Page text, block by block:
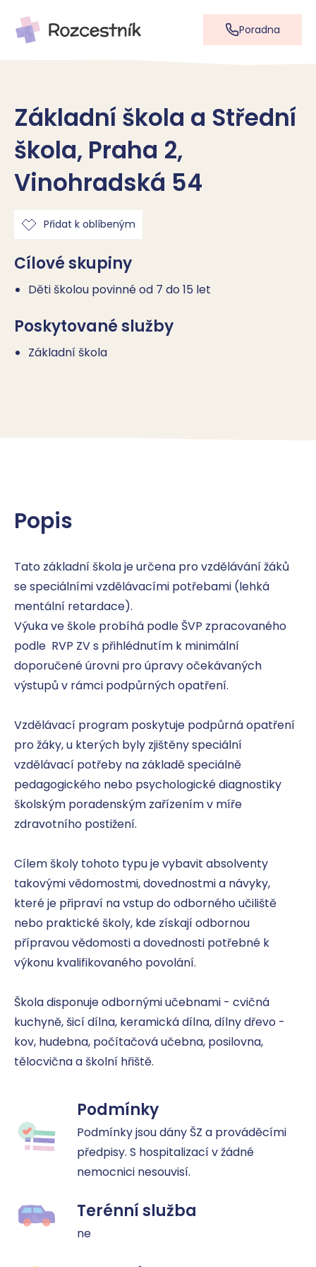
Poradna
Základní škola a Střední
škola, Praha 2,
Vinohradská 54
Přidat k oblíbeným
Cílové skupiny
Děti školou povinné od 7 do 15 let
Poskytované služby
Základní škola
Popis
Tato základní škola je určena pro vzdělávání žáků
se speciálními vzdělávacími potřebami (lehká
mentální retardace).
Výuka ve škole probíhá podle ŠVP zpracovaného
podle  RVP ZV s přihlédnutím k minimální
doporučené úrovni pro úpravy očekávaných
výstupů v rámci podpůrných opatření.
Vzdělávací program poskytuje podpůrná opatření
pro žáky, u kterých byly zjištěny speciální
vzdělávací potřeby na základě speciálně
pedagogického nebo psychologické diagnostiky
školským poradenským zařízením v míře
zdravotního postižení.
Cílem školy tohoto typu je vybavit absolventy
takovými vědomostmi, dovednostmi a návyky,
které je připraví na vstup do odborného učiliště
nebo praktické školy, kde získají odbornou
přípravou vědomosti a dovednosti potřebné k
výkonu kvalifikovaného povolání.
Škola disponuje odbornými učebnami - cvičná
kuchyně, šicí dílna, keramická dílna, dílny dřevo -
kov, hudebna, počítačová učebna, posilovna,
tělocvična a školní hřiště.
Podmínky
Podmínky jsou dány ŠZ a prováděcími
předpisy. S hospitalizací v žádné
nemocnici nesouvisí.
Terénní služba
ne